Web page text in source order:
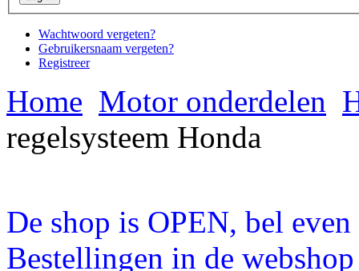
Wachtwoord vergeten?
Gebruikersnaam vergeten?
Registreer
Home Motor onderdelen
regelsysteem Honda
De shop is OPEN, bel
Bestellingen in de